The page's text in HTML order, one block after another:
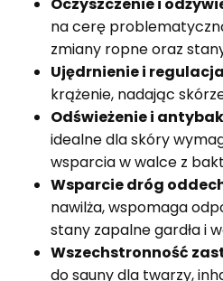
Oczyszczenie i
na cerę
zmiany ropne oraz
Ujędrnienie i
krążenie, nadając
Odświeżenie i
idealne dla skóry
wsparcia w walce z
Wsparcie dróg
nawilża, wspomaga
stany zapalne gardła i
Wszechstronność
do sauny dla twarzy,